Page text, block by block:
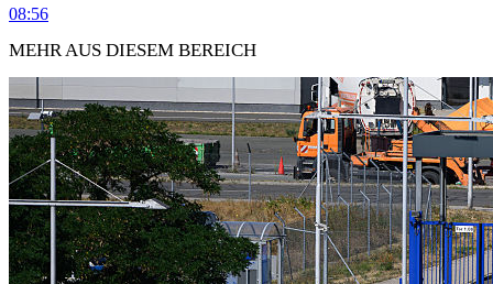
08:56
MEHR AUS DIESEM BEREICH